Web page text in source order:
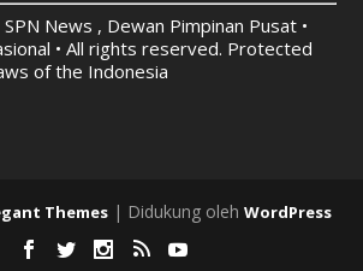
News , Dewan Pimpinan Pusat •
• All rights reserved. Protected
of the Indonesia
Themes | Didukung oleh WordPress